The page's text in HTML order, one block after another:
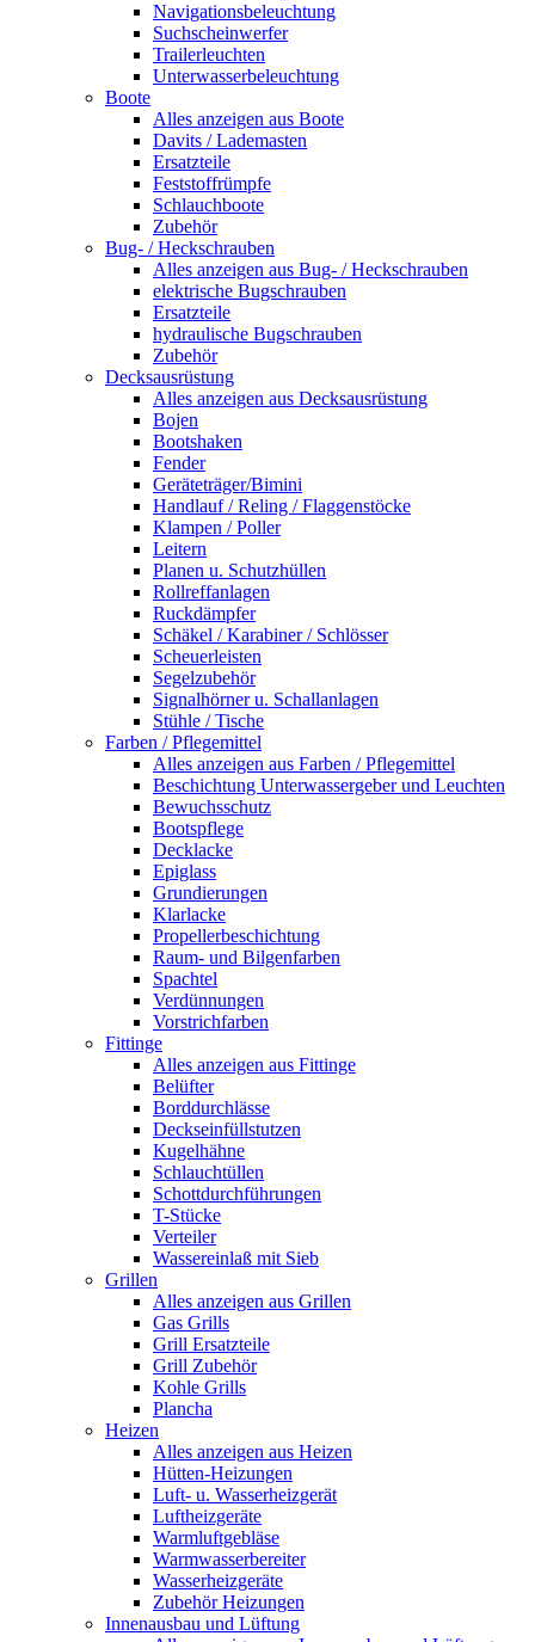
Navigationsbeleuchtung
Suchscheinwerfer
Trailerleuchten
Unterwasserbeleuchtung
Boote
Alles anzeigen aus Boote
Davits / Lademasten
Ersatzteile
Feststoffrümpfe
Schlauchboote
Zubehör
Bug- / Heckschrauben
Alles anzeigen aus Bug- / Heckschrauben
elektrische Bugschrauben
Ersatzteile
hydraulische Bugschrauben
Zubehör
Decksausrüstung
Alles anzeigen aus Decksausrüstung
Bojen
Bootshaken
Fender
Geräteträger/Bimini
Handlauf / Reling / Flaggenstöcke
Klampen / Poller
Leitern
Planen u. Schutzhüllen
Rollreffanlagen
Ruckdämpfer
Schäkel / Karabiner / Schlösser
Scheuerleisten
Segelzubehör
Signalhörner u. Schallanlagen
Stühle / Tische
Farben / Pflegemittel
Alles anzeigen aus Farben / Pflegemittel
Beschichtung Unterwassergeber und Leuchten
Bewuchsschutz
Bootspflege
Decklacke
Epiglass
Grundierungen
Klarlacke
Propellerbeschichtung
Raum- und Bilgenfarben
Spachtel
Verdünnungen
Vorstrichfarben
Fittinge
Alles anzeigen aus Fittinge
Belüfter
Borddurchlässe
Deckseinfüllstutzen
Kugelhähne
Schlauchtüllen
Schottdurchführungen
T-Stücke
Verteiler
Wassereinlaß mit Sieb
Grillen
Alles anzeigen aus Grillen
Gas Grills
Grill Ersatzteile
Grill Zubehör
Kohle Grills
Plancha
Heizen
Alles anzeigen aus Heizen
Hütten-Heizungen
Luft- u. Wasserheizgerät
Luftheizgeräte
Warmluftgebläse
Warmwasserbereiter
Wasserheizgeräte
Zubehör Heizungen
Innenausbau und Lüftung